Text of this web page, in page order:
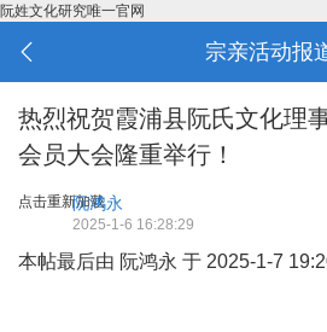
阮姓文化研究唯一官网
宗亲活动报
热烈祝贺霞浦县阮氏文化理
会员大会隆重举行！
点击重新加载
阮鸿永
2025-1-6 16:28:29
本帖最后由 阮鸿永 于 2025-1-7